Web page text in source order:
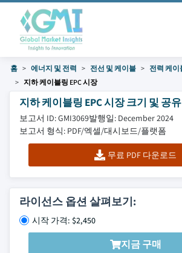
홈 에너지 및 전력 전선 및 케이블
전력 케이
지하 케이블링 EPC 시장
지하 케이블링 EPC 시장 크기 및 공
보고서 ID: GMI3069발행일: December 2024
보고서 형식: PDF/엑셀/대시보드/플랫폼
무료 PDF 다운로드
라이선스 옵션 살펴보기:
시작 가격: $2,450
지금 구매